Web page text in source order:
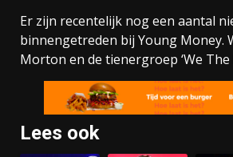
Er zijn recentelijk nog een aantal
binnengetreden bij Young Money.
Morton en de tienergroep ‘We The
Lees ook